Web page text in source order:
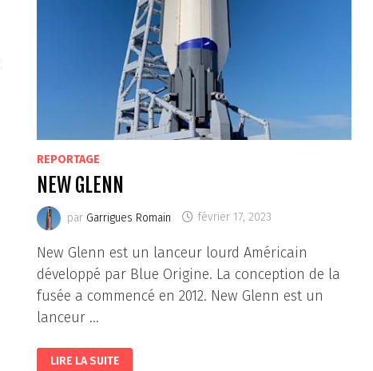
REPORTAGE
NEW GLENN
par Garrigues Romain février 17, 2023
New Glenn est un lanceur lourd Américain
développé par Blue Origine. La conception de la
fusée a commencé en 2012. New Glenn est un
lanceur …
NEW
GLENN
LIRE LA SUITE